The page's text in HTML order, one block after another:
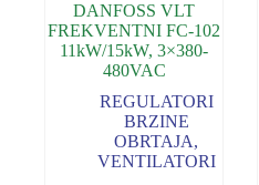
DANFOSS VLT
FREKVENTNI FC-102
11kW/15kW, 3×380-
480VAC
REGULATORI
BRZINE
OBRTAJA,
VENTILATORI